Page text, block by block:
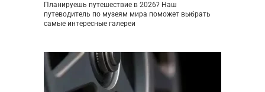
Планируешь путешествие в 2026? Наш
путеводитель по музеям мира поможет выбрать
самые интересные галереи